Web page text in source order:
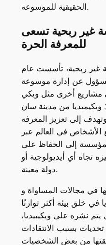
الحقيقية للموسوعة.
غير ربحية تسعى
للمعرفة الحرة
غير ربحية، تأسست عام
المسؤول عن إدارة موسوعة
مشاريع أخرى مثل ويكي
ويكيميديا من مدينة سان
إلى تعزيز المعرفة
الأشخاص في العالم عبر
إلى الحفاظ على
تجاه أي أيديولوجية أو
دولة معينة.
في مجالات المساواة و
في خلق بيئة أكثر توازنًا
نشره على ويكيبيديا،
تحديات بسبب الانتقادات
من بعض الشخصيات